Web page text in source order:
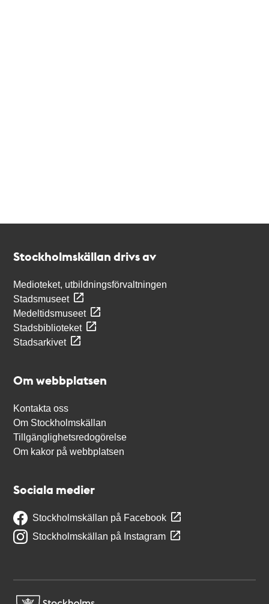
Stockholmskällan drivs av
Medioteket, utbildningsförvaltningen
Stadsmuseet
Medeltidsmuseet
Stadsbiblioteket
Stadsarkivet
Om webbplatsen
Kontakta oss
Om Stockholmskällan
Tillgänglighetsredogörelse
Om kakor på webbplatsen
Sociala medier
Stockholmskällan på Facebook
Stockholmskällan på Instagram